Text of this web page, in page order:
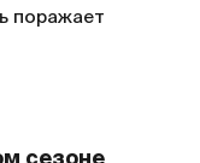
поражает